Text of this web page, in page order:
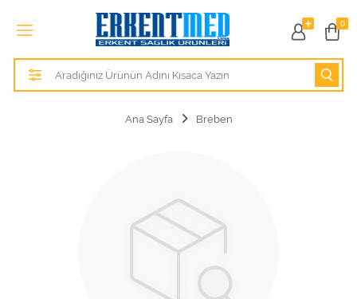
0
Tüm Kategoriler
Alezler
Ana Sayfa Breben